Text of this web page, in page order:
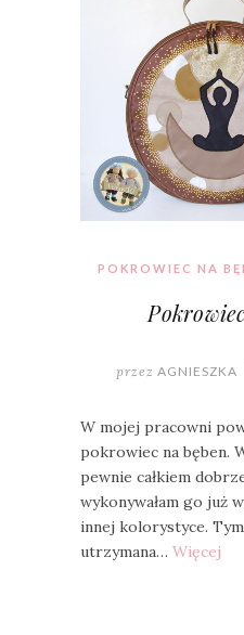
POKROWIEC NA
przez AGNIESZKA
W mojej pracowni
pokrowiec na bęben.
pewnie całkiem
wykonywałam go już
innej kolorystyce. Tym
utrzymana… Więcej